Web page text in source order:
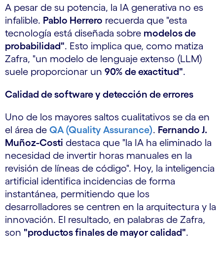
A pesar de su potencia, la IA generativa no es
infalible. Pablo Herrero recuerda que "esta
tecnología está diseñada sobre modelos de
probabilidad". Esto implica que, como matiza
Zafra, "un modelo de lenguaje extenso (LLM)
suele proporcionar un 90% de exactitud".
Calidad de software y detección de errores
Uno de los mayores saltos cualitativos se da en
el área de QA (Quality Assurance). Fernando J.
Muñoz-Costi destaca que "la IA ha eliminado la
necesidad de invertir horas manuales en la
revisión de líneas de código". Hoy, la inteligencia
artificial identifica incidencias de forma
instantánea, permitiendo que los
desarrolladores se centren en la arquitectura y la
innovación. El resultado, en palabras de Zafra,
son "productos finales de mayor calidad".